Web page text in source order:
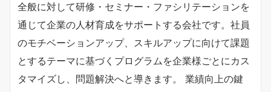
全般に対して研修・セミナー・ファシリテーションを
通じて企業の人材育成をサポートする会社です。社員
のモチベーションアップ、スキルアップに向けて課題
とするテーマに基づくプログラムを企業様ごとにカス
タマイズし、問題解決へと導きます。 業績向上の鍵